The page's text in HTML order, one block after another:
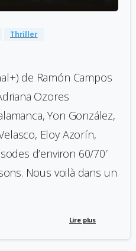
Thriller
de Ramón Campos
Ozores
Yon González,
Eloy Azorín,
d’environ 60/70′
Nous voilà dans un
Lire plus